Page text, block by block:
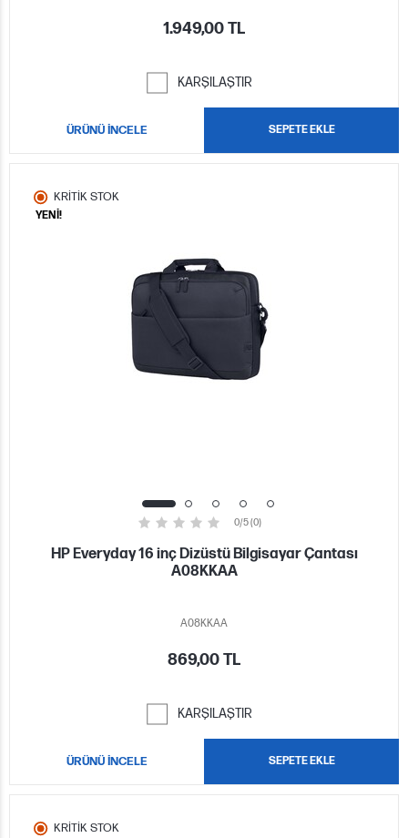
1.949,00 TL
KARŞILAŞTIR
ÜRÜNÜ İNCELE SEPETE EKLE
KRİTİK STOK
YENİ!
0/5 (0)
HP Everyday 16 inç Dizüstü Bilgisayar Çantası
A08KKAA
A08KKAA
869,00 TL
KARŞILAŞTIR
ÜRÜNÜ İNCELE SEPETE EKLE
KRİTİK STOK